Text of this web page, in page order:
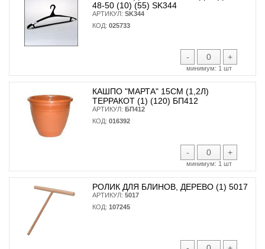
48-50 (10) (55) SK344
АРТИКУЛ: SK344
КОД: 025733
- +
минимум: 1 шт
КАШПО "МАРТА" 15СМ (1,2Л)
ТЕРРАКОТ (1) (120) БП412
АРТИКУЛ: БП412
КОД: 016392
- +
минимум: 1 шт
РОЛИК ДЛЯ БЛИНОВ, ДЕРЕВО (1) 5017
АРТИКУЛ: 5017
КОД: 107245